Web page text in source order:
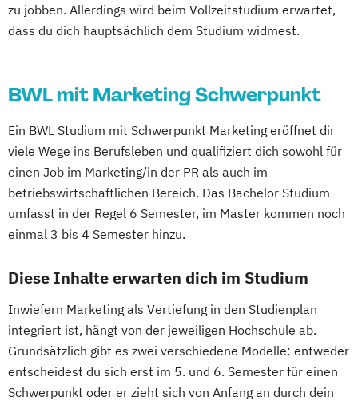
zu jobben. Allerdings wird beim Vollzeitstudium erwartet,
dass du dich hauptsächlich dem Studium widmest.
BWL mit Marketing Schwerpunkt
Ein BWL Studium mit Schwerpunkt Marketing eröffnet dir
viele Wege ins Berufsleben und qualifiziert dich sowohl für
einen Job im Marketing/in der PR als auch im
betriebswirtschaftlichen Bereich. Das Bachelor Studium
umfasst in der Regel 6 Semester, im Master kommen noch
einmal 3 bis 4 Semester hinzu.
Diese Inhalte erwarten dich im Studium
Inwiefern Marketing als Vertiefung in den Studienplan
integriert ist, hängt von der jeweiligen Hochschule ab.
Grundsätzlich gibt es zwei verschiedene Modelle: entweder
entscheidest du sich erst im 5. und 6. Semester für einen
Schwerpunkt oder er zieht sich von Anfang an durch dein